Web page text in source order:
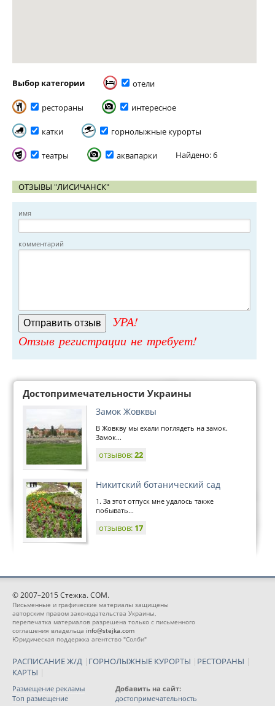
Выбор категории отели
рестораны интересное
катки горнолыжные курорты
театры аквапарки Найдено: 6
ОТЗЫВЫ "ЛИСИЧАНСК"
имя
комментарий
УРА!
Отзыв регистрации не требует!
Достопримечательности Украины
Замок Жовквы
В Жовкву мы ехали поглядеть на замок.
Замок...
отзывов:22
Никитский ботанический сад
1. За этот отпуск мне удалось также
побывать...
отзывов: 17
© 2007–2015 Стежка. COM.
Письменные и графические материалы защищены
авторским правом законодательства Украины,
перепечатка материалов разрешена только с письменного
соглашения владельца info@stejka.com
Юридическая поддержка агентство "Солби"
РАСПИСАНИЕ Ж/Д | ГОРНОЛЫЖНЫЕ КУРОРТЫ | РЕСТОРАНЫ |
КАРТЫ |
Размещение рекламы
Топ размещение
Добавить на сайт:
достопримечательность